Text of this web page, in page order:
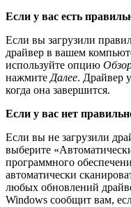
Если у вас есть
Если вы загрузили
драйвер в вашем
используйте опцию
нажмите Далее. Драйвер
когда она завершится.
Если у вас нет
Если вы не загрузили
выберите
программного
автоматически
любых обновлений
Windows сообщит вам,